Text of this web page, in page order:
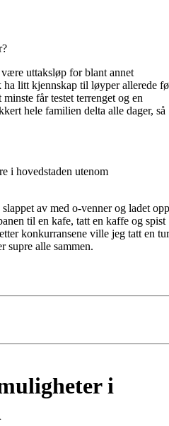
uttaksløp for blant annet
ha litt kjennskap til løyper allerede
får testet terrenget og en
hele familien delta alle dager, så
i hovedstaden utenom
av med o-venner og ladet opp
til en kafe, tatt en kaffe og spist
konkurransene ville jeg tatt en tur
supre alle sammen.
i